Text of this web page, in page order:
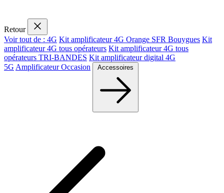
Retour
Voir tout de : 4G Kit amplificateur 4G Orange SFR Bouygues Kit
amplificateur 4G tous opérateurs Kit amplificateur 4G tous
opérateurs TRI-BANDES Kit amplificateur digital 4G
5G Amplificateur Occasion Accessoires